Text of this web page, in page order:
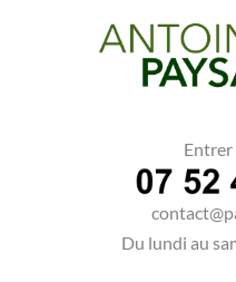
Entrer
Du lundi au